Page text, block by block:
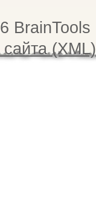
BrainTools
(XML)